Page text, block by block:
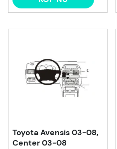
Toyota Avensis 03-08,
Center 03-08